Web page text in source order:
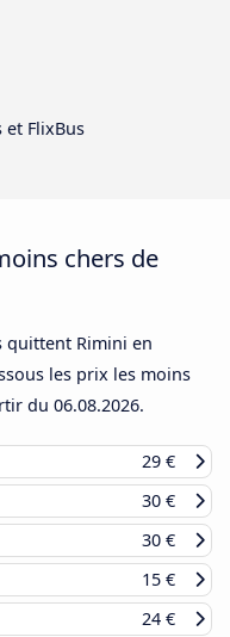
et FlixBus
chers de
quittent Rimini en
les prix les moins
du 06.08.2026.
29 €
30 €
30 €
15 €
24 €